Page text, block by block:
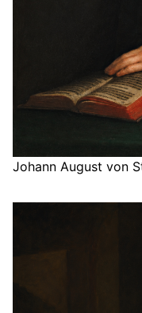
Johann August von